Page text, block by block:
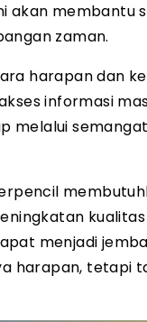
akan
zaman.
harapan dan
informasi
menjadi
harapan, tetapi